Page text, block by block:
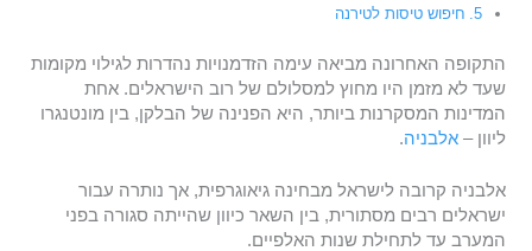
חיפוש טיסות לטירנה
התקופה האחרונה מביאה עימה הזדמנויות נהדרות לגילוי מקומות
שעד לא מזמן היו מחוץ למסלולם של רוב הישראלים. אחת
המדינות המסקרנות ביותר, היא הפנינה של הבלקן, בין מונטנגרו
ליוון –אלבניה.
אלבניה קרובה לישראל מבחינה גיאוגרפית, אך נותרה עבור
ישראלים רבים מסתורית, בין השאר כיוון שהייתה סגורה בפני
המערב עד לתחילת שנות האלפיים.